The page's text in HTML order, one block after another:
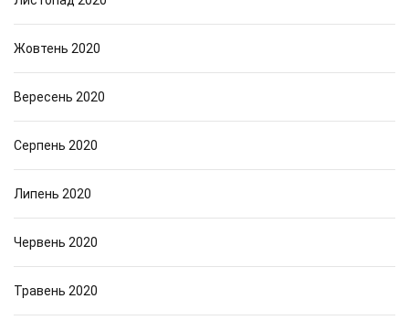
Жовтень 2020
Вересень 2020
Серпень 2020
Липень 2020
Червень 2020
Травень 2020